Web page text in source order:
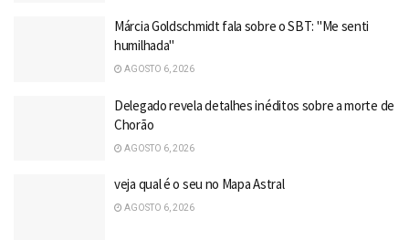
Márcia Goldschmidt fala sobre o SBT: "Me senti
humilhada"
AGOSTO 6, 2026
Delegado revela detalhes inéditos sobre a morte de
Chorão
AGOSTO 6, 2026
veja qual é o seu no Mapa Astral
AGOSTO 6, 2026